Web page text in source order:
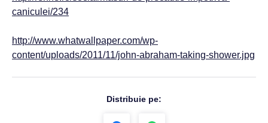
caniculei/234
http://www.whatwallpaper.com/wp-
content/uploads/2011/11/john-abraham-taking-shower.jpg
Distribuie pe: